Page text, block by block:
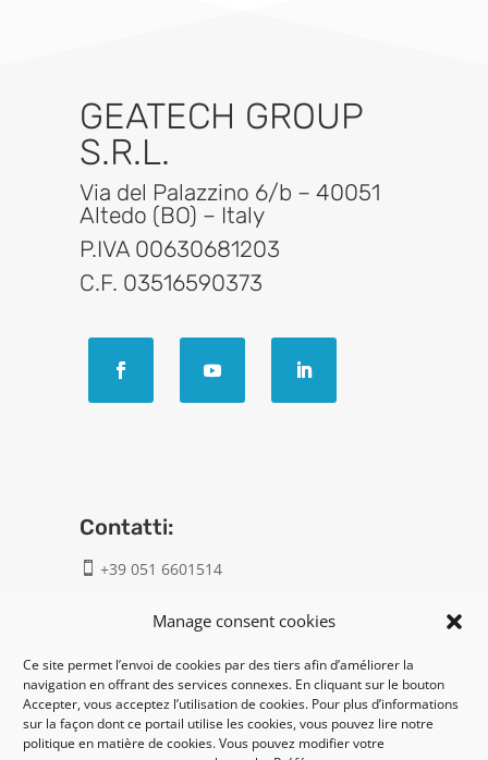
Manage consent cookies
Ce site permet l’envoi de cookies par des tiers afin d’améliorer la
navigation en offrant des services connexes. En cliquant sur le bouton
Accepter, vous acceptez l’utilisation de cookies. Pour plus d’informations
sur la façon dont ce portail utilise les cookies, vous pouvez lire notre
politique en matière de cookies. Vous pouvez modifier votre
GEATECH GROUP
S.R.L.
Via del Palazzino 6/b – 40051
Altedo (BO) – Italy
P.IVA 00630681203
C.F. 03516590373
Contatti:
 +39 051 6601514
info@geatech.it
UNI EN ISO 9001: 2015
Legal: